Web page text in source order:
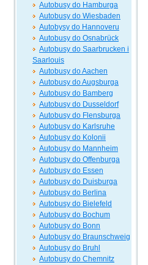
Autobusy do Hamburga
Autobusy do Wiesbaden
Autobysy do Hannoveru
Autobusy do Osnabrück
Autobusy do Saarbrucken i
Saarlouis
Autobusy do Aachen
Autobusy do Augsburga
Autobusy do Bamberg
Autobusy do Dusseldorf
Autobusy do Flensburga
Autobusy do Karlsruhe
Autobusy do Kolonii
Autobusy do Mannheim
Autobusy do Offenburga
Autobusy do Essen
Autobusy do Duisburga
Autobusy do Berlina
Autobusy do Bielefeld
Autobusy do Bochum
Autobusy do Bonn
Autobusy do Braunschweig
Autobusy do Bruhl
Autobusy do Chemnitz